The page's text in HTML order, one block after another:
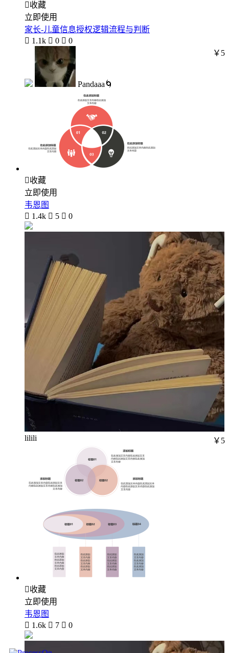
收藏
立即使用
家长-儿童信息授权逻辑流程与判断
 1.1k  0  0
Pandaaa🌀
￥5
收藏
立即使用
韦恩图
 1.4k  5  0
lilili ￥5
收藏
立即使用
韦恩图
 1.6k  7  0